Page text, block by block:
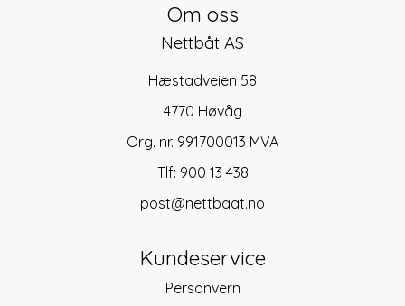
Om oss
Nettbåt AS
Hæstadveien 58
4770 Høvåg
Org. nr. 991700013 MVA
Tlf: 900 13 438
post@nettbaat.no
Kundeservice
Personvern